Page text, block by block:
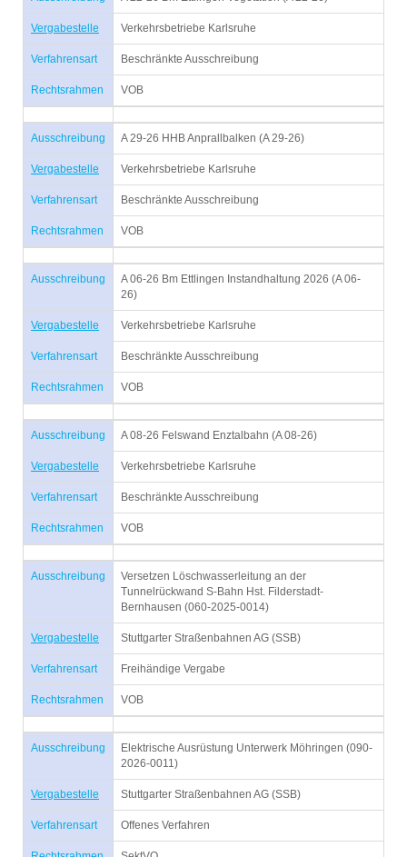
Vergabestelle Verkehrsbetriebe Karlsruhe
Verfahrensart Beschränkte Ausschreibung
Rechtsrahmen VOB
Ausschreibung A 29-26 HHB Anprallbalken (A 29-26)
Vergabestelle Verkehrsbetriebe Karlsruhe
Verfahrensart Beschränkte Ausschreibung
Rechtsrahmen VOB
Ausschreibung
A 06-26 Bm Ettlingen Instandhaltung 2026 (A 06-
26)
Vergabestelle Verkehrsbetriebe Karlsruhe
Verfahrensart Beschränkte Ausschreibung
Rechtsrahmen VOB
Ausschreibung A 08-26 Felswand Enztalbahn (A 08-26)
Vergabestelle Verkehrsbetriebe Karlsruhe
Verfahrensart Beschränkte Ausschreibung
Rechtsrahmen VOB
Ausschreibung
Versetzen Löschwasserleitung an der
Tunnelrückwand S-Bahn Hst. Filderstadt-
Bernhausen (060-2025-0014)
Vergabestelle Stuttgarter Straßenbahnen AG (SSB)
Verfahrensart Freihändige Vergabe
Rechtsrahmen VOB
Ausschreibung
Elektrische Ausrüstung Unterwerk Möhringen (090-
2026-0011)
Vergabestelle Stuttgarter Straßenbahnen AG (SSB)
Verfahrensart Offenes Verfahren